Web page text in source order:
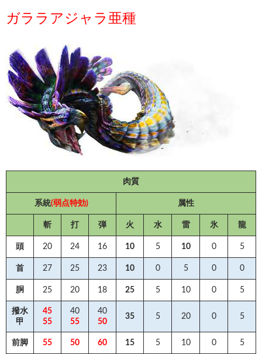
ガララアジャラ亜種
肉質
系統(弱点特効) 属性
斬 打 弾 火 水 雷 氷 龍
頭 20 24 16 10 5 10 0 5
首 27 25 23 10 0 5 0 0
胴 25 20 18 25 5 10 0 5
撥水
甲
45
55
40
55
40
50
35 5 20 0 5
前脚 55 50 60 15 5 10 0 5